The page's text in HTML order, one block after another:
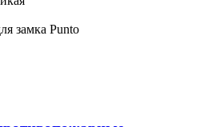
замка Punto